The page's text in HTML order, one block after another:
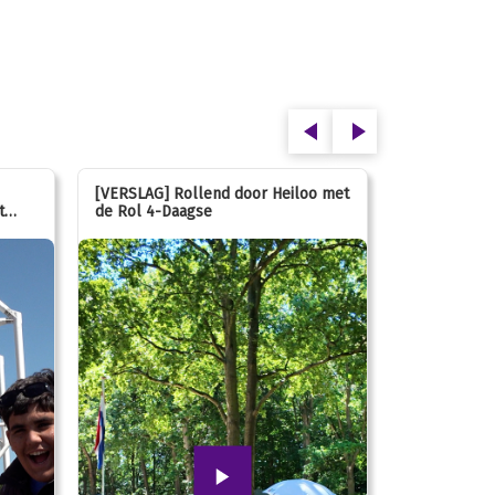
[VERSLAG] Rollend door Heiloo met
de Rol 4-Daagse